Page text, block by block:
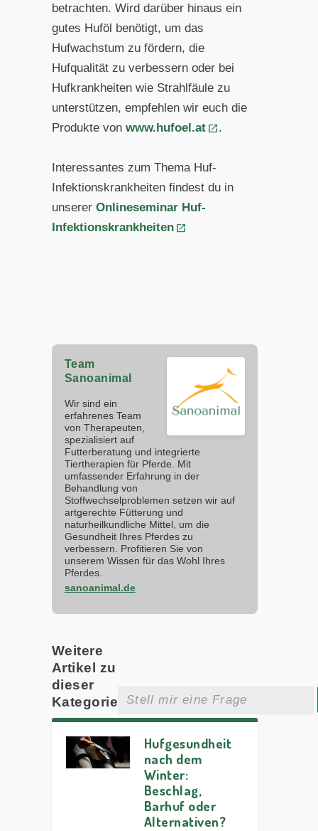
betrachten. Wird darüber hinaus ein
gutes Huföl benötigt, um das
Hufwachstum zu fördern, die
Hufqualität zu verbessern oder bei
Hufkrankheiten wie Strahlfäule zu
unterstützen, empfehlen wir euch die
Produkte von www.hufoel.at .
Interessantes zum Thema Huf-
Infektionskrankheiten findest du in
unserer Onlineseminar Huf-
Infektionskrankheiten
Team
Sanoanimal
Wir sind ein
erfahrenes Team
von Therapeuten,
spezialisiert auf
Futterberatung und integrierte
Tiertherapien für Pferde. Mit
umfassender Erfahrung in der
Behandlung von
Stoffwechselproblemen setzen wir auf
artgerechte Fütterung und
naturheilkundliche Mittel, um die
Gesundheit Ihres Pferdes zu
verbessern. Profitieren Sie von
unserem Wissen für das Wohl Ihres
Pferdes.
sanoanimal.de
Weitere
Artikel zu
dieser
Kategorie
Hufgesundheit
nach dem
Winter:
Beschlag,
Barhuf oder
Alternativen?